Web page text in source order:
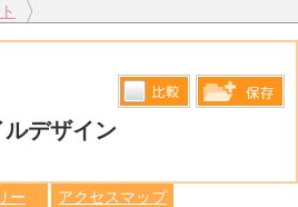
デザイン
ー
アクセスマップ